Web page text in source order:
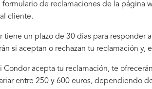
formulario de reclamaciones de la página
cliente.
tiene un plazo de 30 días para responder
si aceptan o rechazan tu reclamación
Condor acepta tu reclamación, te
entre 250 y 600 euros, dependiendo